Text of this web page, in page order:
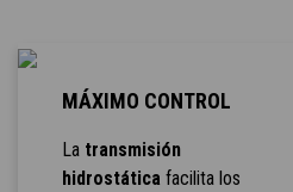
MÁXIMO CONTROL
La transmisión
hidrostática facilita los